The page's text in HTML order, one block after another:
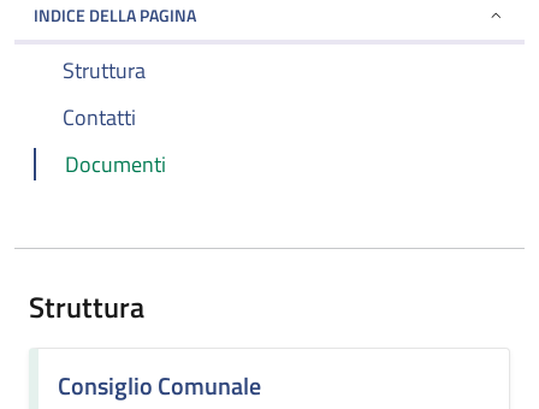
INDICE DELLA PAGINA
Struttura
Contatti
Documenti
Struttura
Consiglio Comunale